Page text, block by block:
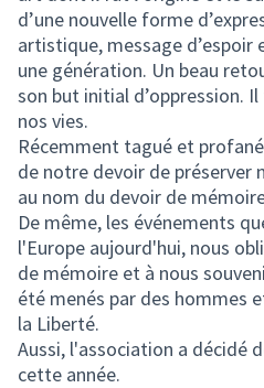
d’une nouvelle forme
artistique, message
une génération. Un beau
son but initial d’oppression.
nos vies.
Récemment tagué et
de notre devoir de préserver
au nom du devoir de
De même, les événements
l'Europe aujourd'hui, nous
de mémoire et à nous
été menés par des hommes
la Liberté.
Aussi, l'association a décidé
cette année.